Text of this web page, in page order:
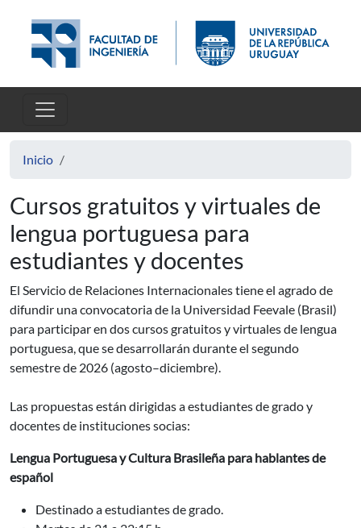
Inicio
Cursos gratuitos y virtuales de
lengua portuguesa para
estudiantes y docentes
El Servicio de Relaciones Internacionales tiene el agrado de
difundir una convocatoria de la Universidad Feevale (Brasil)
para participar en dos cursos gratuitos y virtuales de lengua
portuguesa, que se desarrollarán durante el segundo
semestre de 2026 (agosto–diciembre).
Las propuestas están dirigidas a estudiantes de grado y
docentes de instituciones socias:
Lengua Portuguesa y Cultura Brasileña para hablantes de
español
Destinado a estudiantes de grado.